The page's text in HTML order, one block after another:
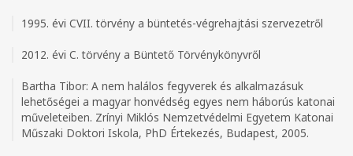
1995. évi CVII. törvény a büntetés-végrehajtási szervezetről
2012. évi C. törvény a Büntető Törvénykönyvről
Bartha Tibor: A nem halálos fegyverek és alkalmazásuk
lehetőségei a magyar honvédség egyes nem háborús katonai
műveleteiben. Zrínyi Miklós Nemzetvédelmi Egyetem Katonai
Műszaki Doktori Iskola, PhD Értekezés, Budapest, 2005.